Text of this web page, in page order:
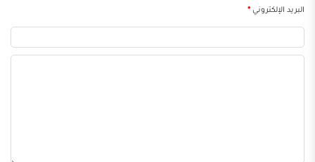
البريد الإلكتروني*